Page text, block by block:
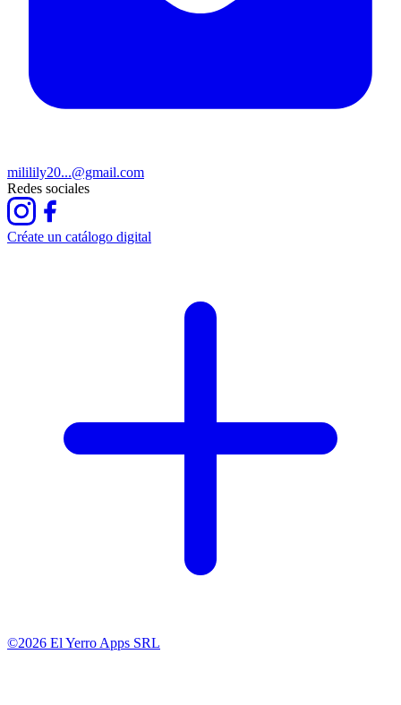
mililily20...@gmail.com
Redes sociales
Créate un catálogo digital
©2026 El Yerro Apps SRL